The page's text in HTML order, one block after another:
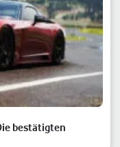
bestätigten